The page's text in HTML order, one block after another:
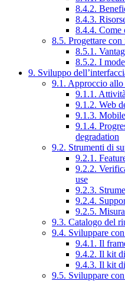
8.4.2.
8.4.3.
8.4.4. Come
8.5. Progettare
8.5.1.
8.5.2. I
9. Sviluppo
9.1. Approccio
9.1.1.
9.1.2. Web
9.1.3.
9.1.4.
degradation
9.2. Strumenti di
9.2.1.
9.2.2.
use
9.2.3.
9.2.4.
9.2.5.
9.3. Catalogo del
9.4. Sviluppare
9.4.1. Il
9.4.2. Il kit
9.4.3. Il kit
9.5. Sviluppare